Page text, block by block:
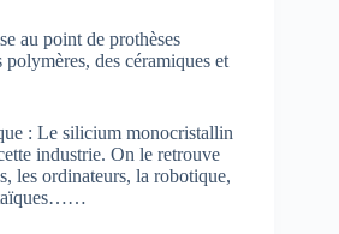
au point de prothèses
des céramiques et
: Le silicium monocristallin
industrie. On le retrouve
les ordinateurs, la robotique,